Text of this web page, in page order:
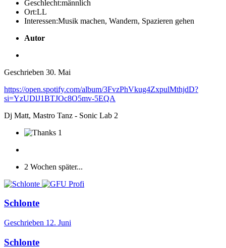
Geschlecht:männlich
Ort:LL
Interessen:Musik machen, Wandern, Spazieren gehen
Autor
Geschrieben 30. Mai
https://open.spotify.com/album/3FvzPhVkug4ZxpulMthjdD?
si=YzUDlJ1BTJOc8O5mv-5EQA
Dj Matt, Mastro Tanz - Sonic Lab 2
1
2 Wochen später...
Schlonte
Geschrieben 12. Juni
Schlonte